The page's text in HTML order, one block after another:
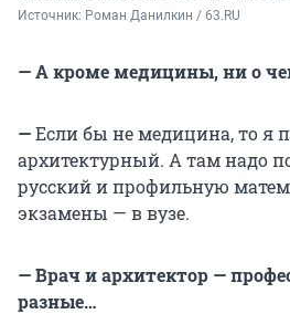
Источник: Роман Данилкин / 63.RU
— А кроме медицины, ни о
—Если бы не медицина, то я
архитектурный. А там надо
русский и профильную
экзамены — в вузе.
— Врач и архитектор —
разные…